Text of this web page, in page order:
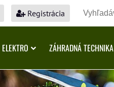
Registrácia
ELEKTRO ZÁHRADNÁ TECHNIKA